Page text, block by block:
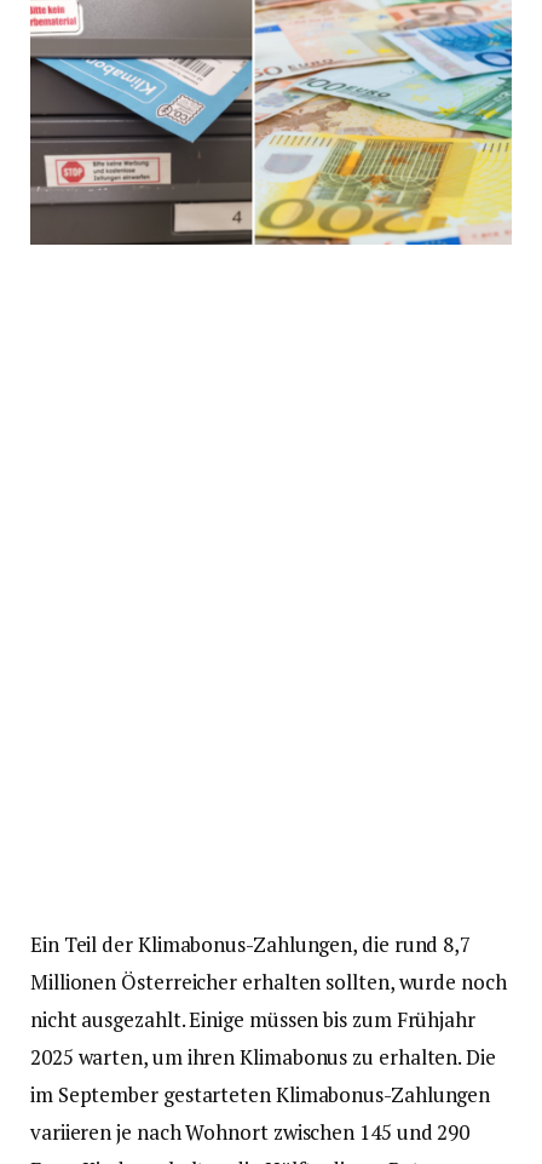
Ein Teil der Klimabonus-Zahlungen, die rund 8,7
Millionen Österreicher erhalten sollten, wurde noch
nicht ausgezahlt. Einige müssen bis zum Frühjahr
2025 warten, um ihren Klimabonus zu erhalten. Die
im September gestarteten Klimabonus-Zahlungen
variieren je nach Wohnort zwischen 145 und 290